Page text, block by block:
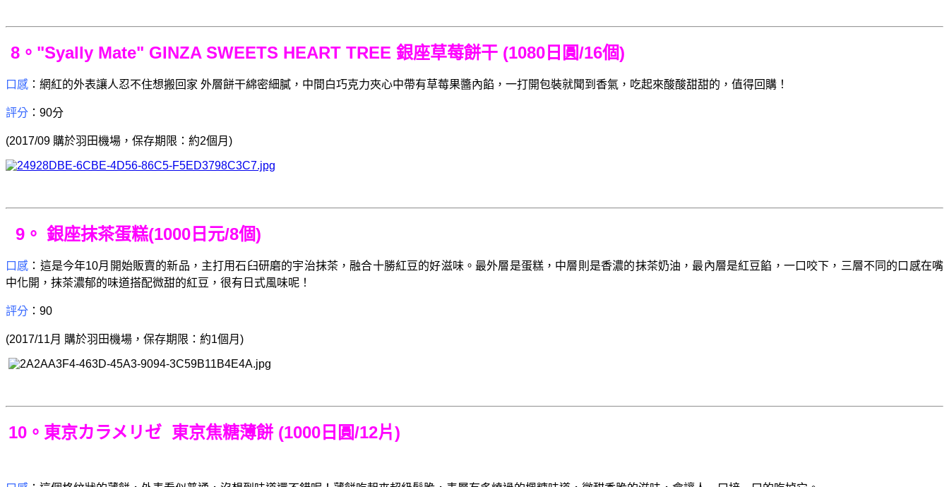
8。"Syally Mate" GINZA SWEETS HEART TREE 銀座草莓餅干 (1080日圓/16個)
口感 ：網紅的外表讓人忍不住想搬回家 外層餅干綿密細膩，中間白巧克力夾心中帶有草莓果醬內餡，一打開包裝就聞到香氣 ，吃起來酸酸甜甜的，值得回購！
評分 ：90分
(2017/09 購於羽田機場，保存期限：約2個月)
9。 銀座抹茶蛋糕(1000日元/8個)
口感 ：這是今年10月開始販賣的新品，主打用石臼研磨的宇治抹茶，融合十勝紅豆的好滋味。最外層是蛋糕，中層則是香濃的抹茶奶油，最內層是紅豆餡，一口咬下，三層不同的口感在嘴
中化開，抹茶濃郁的味道搭配微甜的紅豆，很有日式風味呢！
評分 ：90
(2017/11月 購於羽田機場，保存期限：約1個月)
10 。東京カラメリゼ 東京焦糖薄餅 (1000日圓/12片)